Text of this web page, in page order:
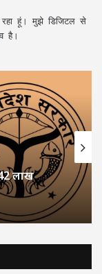
रहा हूं। मुझे डिजिटल से
है।
लाख